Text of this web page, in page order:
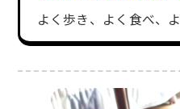
よく歩き⁡、よく食べ、